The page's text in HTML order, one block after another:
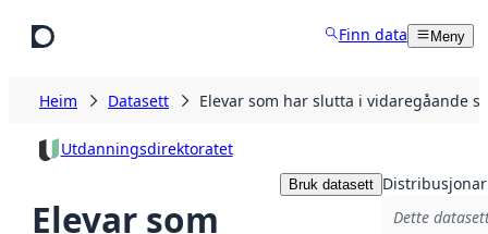
Finn data Meny
Heim Datasett Elevar som har slutta i vidaregåande
Utdanningsdirektoratet
Elevar som
Bruk datasett Distribusjonar
Dette